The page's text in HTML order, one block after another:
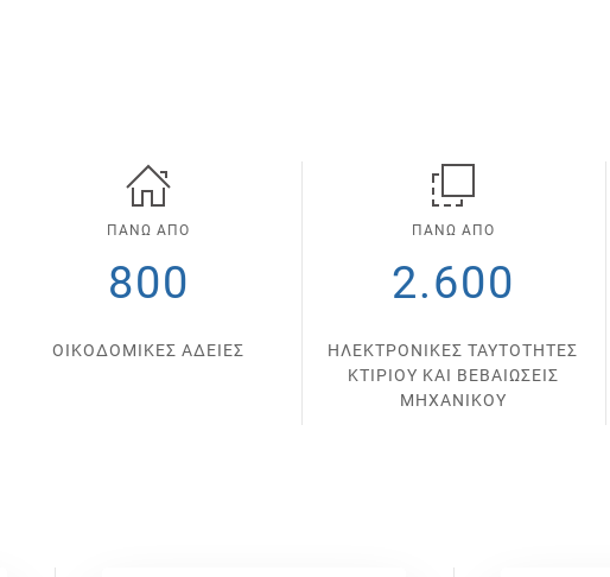
ΠΑΝΩ ΑΠΟ
800
ΟΙΚΟΔΟΜΙΚΕΣ ΑΔΕΙΕΣ
ΠΑΝΩ ΑΠΟ
2.600
ΗΛΕΚΤΡΟΝΙΚΕΣ ΤΑΥΤΟΤΗΤΕΣ
ΚΤΙΡΙΟΥ ΚΑΙ ΒΕΒΑΙΩΣΕΙΣ
ΜΗΧΑΝΙΚΟΥ